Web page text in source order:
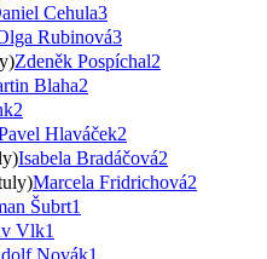
Cehula3
Rubinová3
Zdeněk Pospíchal2
Blaha2
2
Hlaváček2
Isabela Bradáčová2
Marcela Fridrichová2
Šubrt1
Vlk1
Novák1